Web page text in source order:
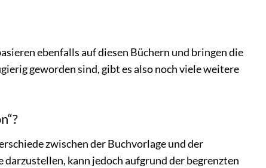
ebenfalls auf diesen Büchern und bringen die
geworden sind, gibt es also noch viele weitere
zwischen der Buchvorlage und der
kann jedoch aufgrund der begrenzten